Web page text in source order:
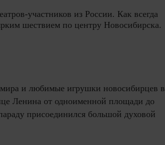
участников из России. Как всегда
шествием по центру Новосибирска.
и любимые игрушки новосибирцев в
Ленина от одноименной площади до
присоединился большой духовой